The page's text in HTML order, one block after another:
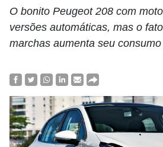
O bonito Peugeot 208 com
versões automáticas, mas o
marchas aumenta seu